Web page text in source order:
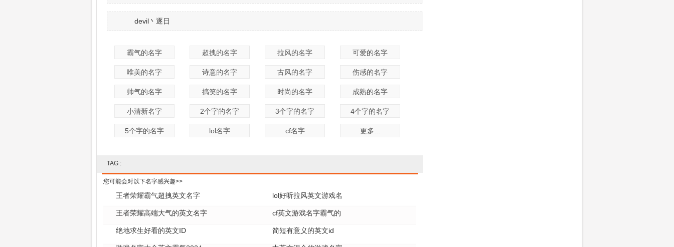
devil丶逐日
霸气的名字 超拽的名字 拉风的名字 可爱的名字
唯美的名字 诗意的名字 古风的名字 伤感的名字
帅气的名字 搞笑的名字 时尚的名字 成熟的名字
小清新名字 2个字的名字 3个字的名字 4个字的名字
5个字的名字 lol名字 cf名字 更多...
TAG :
您可能会对以下名字感兴趣>>
王者荣耀霸气超拽英文名字 lol好听拉风英文游戏名
王者荣耀高端大气的英文名字 cf英文游戏名字霸气的
绝地求生好看的英文ID 简短有意义的英文id